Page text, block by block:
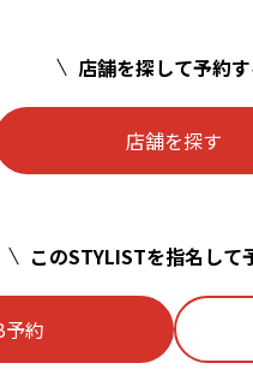
店舗を探して予約
店舗を探す
このSTYLISTを指名して
予約